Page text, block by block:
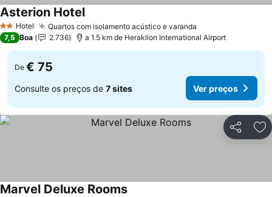
2 Estrelas
Hotel Quartos com isolamento acústico e varanda
Asterion Hotel
7,5 Boa 2.736 a 1.5 km de Heraklion International Airport
De € 75
Consulte os preços de 7 sites Ver preços
Partilhar
Marvel Deluxe Rooms